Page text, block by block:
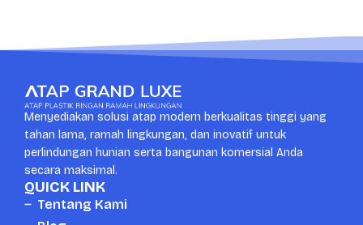
Menyediakan solusi atap modern berkualitas tinggi yang
tahan lama, ramah lingkungan, dan inovatif untuk
perlindungan hunian serta bangunan komersial Anda
secara maksimal.
QUICK LINK
Tentang Kami